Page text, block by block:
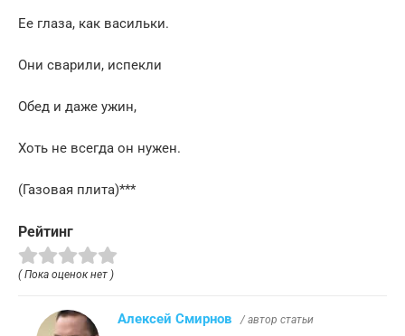
Ее глаза, как васильки.
Они сварили, испекли
Обед и даже ужин,
Хоть не всегда он нужен.
(Газовая плита)***
Рейтинг
( Пока оценок нет )
Алексей Смирнов / автор статьи